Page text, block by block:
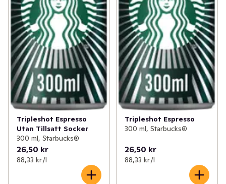
Tripleshot Espresso
Utan Tillsatt Socker
300 ml, Starbucks®
26,50 kr
88,33 kr /l
Tripleshot Espresso
300 ml, Starbucks®
26,50 kr
88,33 kr /l